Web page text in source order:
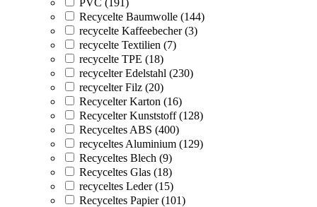
Recycelte Baumwolle (144)
recycelte Kaffeebecher (3)
recycelte Textilien (7)
recycelte TPE (18)
recycelter Edelstahl (230)
recycelter Filz (20)
Recycelter Karton (16)
Recycelter Kunststoff (128)
Recyceltes ABS (400)
recyceltes Aluminium (129)
Recyceltes Blech (9)
Recyceltes Glas (18)
recyceltes Leder (15)
Recyceltes Papier (101)